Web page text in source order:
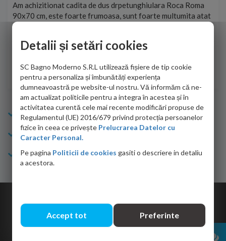
Am achizitionat cadita de dus drpetunghiulara Roca Roma
90x70 cm, este foarte frumoasa, sunt foarte multumita atat
de personalul firmei dvs. cu care am colaborat in obtinerea
adus coletul in siguranta.Numai bine, va doresc!
Sofrone Viviana -28.07.2026
Info Bagno
Cumparaturi
Suport clienti
Detalii și setări cookies
SC Bagno Moderno S.R.L utilizează fișiere de tip cookie
pentru a personaliza și îmbunătăți experiența
dumneavoastră pe website-ul nostru. Vă informăm că ne-
am actualizat politicile pentru a integra în acestea și în
activitatea curentă cele mai recente modificări propuse de
Regulamentul (UE) 2016/679 privind protecția persoanelor
fizice în ceea ce privește Prelucrarea Datelor cu
Caracter Personal.
Pe pagina Politicii de cookies gasiti o descriere in detaliu
a acestora.
Accept tot Preferinte